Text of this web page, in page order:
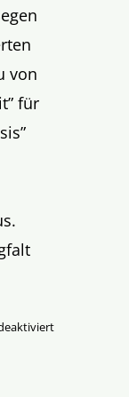
von
für
für